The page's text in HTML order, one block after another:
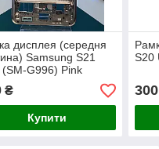
дисплея (середня
Samsung S21
(SM-G996) Pink
₴
Купити
S20
300